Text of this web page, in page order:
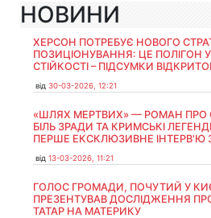
НОВИНИ
ХЕРСОН ПОТРЕБУЄ НОВОГО
ПОЗИЦІОНУВАННЯ: ЦЕ ПОЛІГОН
СТІЙКОСТІ – ПІДСУМКИ
від 30-03-2026, 12:21
«ШЛЯХ МЕРТВИХ» — РОМАН ПРО
БІЛЬ ЗРАДИ ТА КРИМСЬКІ
ПЕРШЕ ЕКСКЛЮЗИВНЕ ІНТЕРВ'Ю
від 13-03-2026, 11:21
ГОЛОС ГРОМАДИ, ПОЧУТИЙ У
ПРЕЗЕНТУВАВ ДОСЛІДЖЕННЯ
ТАТАР НА МАТЕРИКУ